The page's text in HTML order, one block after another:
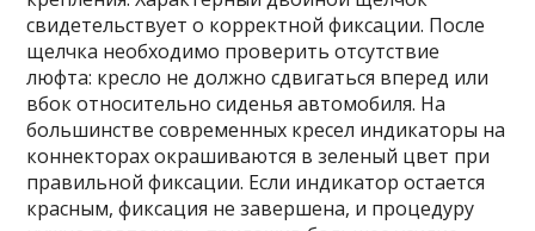
свидетельствует о корректной фиксации. После
щелчка необходимо проверить отсутствие
люфта: кресло не должно сдвигаться вперед или
вбок относительно сиденья автомобиля. На
большинстве современных кресел индикаторы на
коннекторах окрашиваются в зеленый цвет при
правильной фиксации. Если индикатор остается
красным, фиксация не завершена, и процедуру